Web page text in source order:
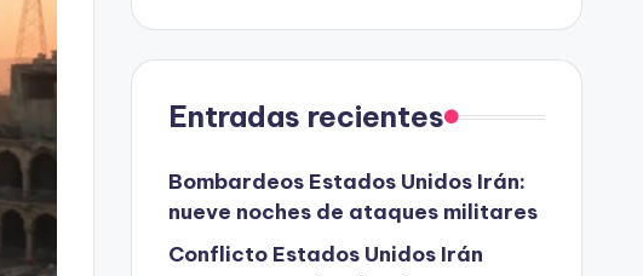
Entradas recientes
Bombardeos Estados Unidos Irán:
nueve noches de ataques militares
Conflicto Estados Unidos Irán